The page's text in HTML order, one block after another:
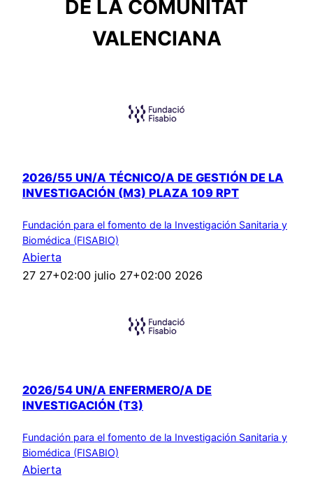
DE LA COMUNITAT
VALENCIANA
2026/55 UN/A TÉCNICO/A DE GESTIÓN DE LA
INVESTIGACIÓN (M3) PLAZA 109 RPT
Fundación para el fomento de la Investigación Sanitaria y
Biomédica (FISABIO)
Abierta
27 27+02:00 julio 27+02:00 2026
2026/54 UN/A ENFERMERO/A DE
INVESTIGACIÓN (T3)
Fundación para el fomento de la Investigación Sanitaria y
Biomédica (FISABIO)
Abierta